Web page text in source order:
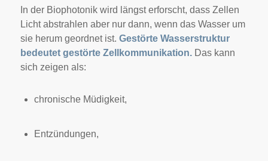
In der Biophotonik wird längst erforscht, dass Zellen
Licht abstrahlen aber nur dann, wenn das Wasser um
sie herum geordnet ist. Gestörte Wasserstruktur
bedeutet gestörte Zellkommunikation.Das kann
sich zeigen als:
chronische Müdigkeit,
Entzündungen,